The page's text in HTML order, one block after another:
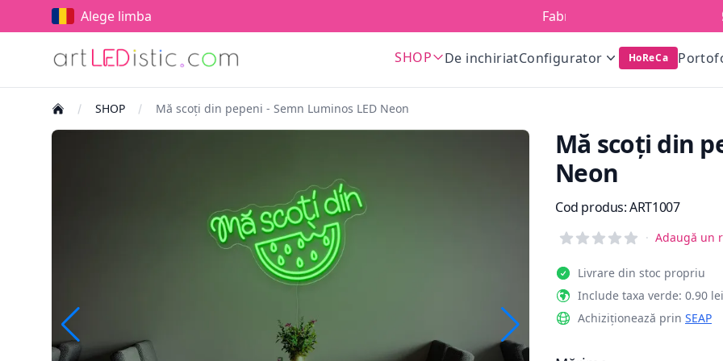
Alege limba Fabricat în România!
SHOP De inchiriatConfigurator HoReCa
SHOP Mă scoți din pepeni - Semn Luminos LED Neon
Mă scoți din
Neon
Informații de produs
Cod produs:ART1007
Reviews
· Adaugă un
Livrare din stoc propriu
Include taxa verde: 0.90 lei
Achiziționează prin SEAP